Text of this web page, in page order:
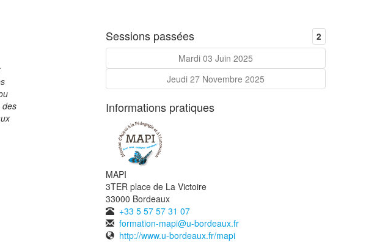
des
Sessions passées 2
Mardi 03 Juin 2025
Jeudi 27 Novembre 2025
Informations pratiques
MAPI
3TER place de La Victoire
33000 Bordeaux
+33 5 57 57 31 07
formation-mapi@u-bordeaux.fr
http://www.u-bordeaux.fr/mapi